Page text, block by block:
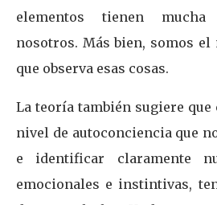
elementos tienen
nosotros. Más bien, somos
que observa esas cosas.
La teoría también sugiere que
nivel de autoconciencia que
e identificar claramente
emocionales e instintivas,